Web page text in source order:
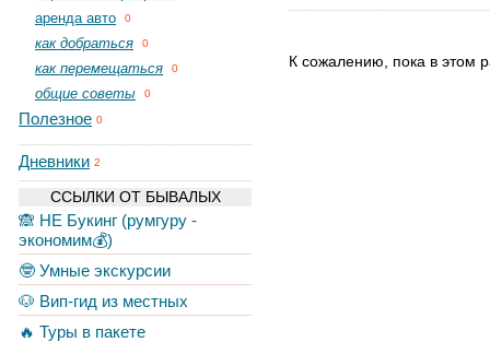
аренда авто 0
как добраться 0
как перемещаться 0
общие советы 0
Полезное 0
Дневники 2
ССЫЛКИ ОТ БЫВАЛЫХ
🙈 НЕ Букинг (румгуру -
экономим💰)
🤓 Умные экскурсии
🐶 Вип-гид из местных
🔥 Туры в пакете
К сожалению, пока в этом